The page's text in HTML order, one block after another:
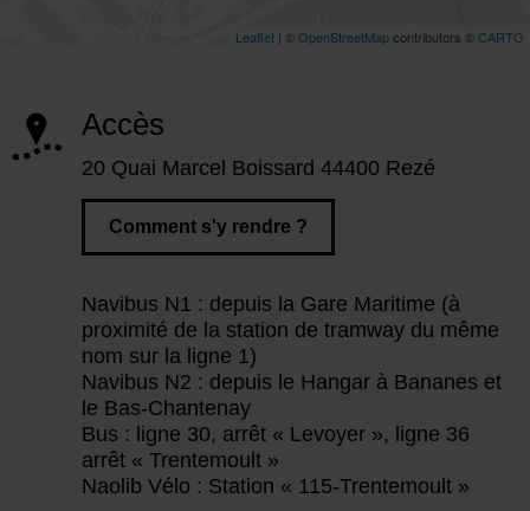
Accès
20 Quai Marcel Boissard 44400 Rezé
Comment s'y rendre ?
Navibus N1 : depuis la Gare Maritime (à
proximité de la station de tramway du même
nom sur la ligne 1)
Navibus N2 : depuis le Hangar à Bananes et
le Bas-Chantenay
Bus : ligne 30, arrêt « Levoyer », ligne 36
arrêt « Trentemoult »
Naolib Vélo : Station « 115-Trentemoult »